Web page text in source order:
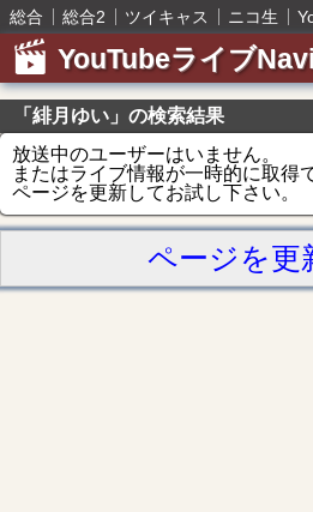
総合 総合2 ツイキャス ニコ生
YouTubeライブ
「緋月ゆい」の検索結果
放送中のユーザーはいません。
またはライブ情報が一時的に取得
ページを更新してお試し下さい。
ページを更